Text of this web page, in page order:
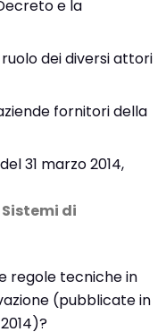
e la
dei diversi attori
fornitori della
31 marzo 2014,
Sistemi di
regole tecniche in
(pubblicate in